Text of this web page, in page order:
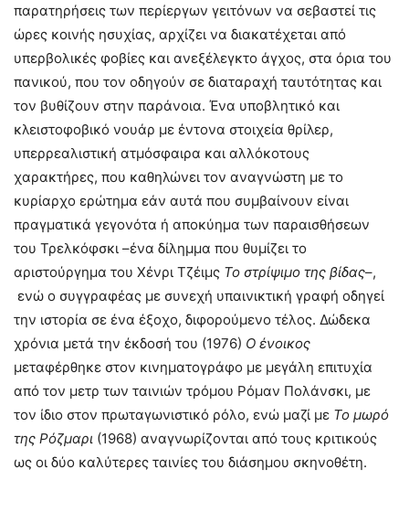
παρατηρήσεις των περίεργων γειτόνων να σεβαστεί τις
ώρες κοινής ησυχίας, αρχίζει να διακατέχεται από
υπερβολικές φοβίες και ανεξέλεγκτο άγχος, στα όρια του
πανικού, που τον οδηγούν σε διαταραχή ταυτότητας και
τον βυθίζουν στην παράνοια. Ένα υποβλητικό και
κλειστοφοβικό νουάρ με έντονα στοιχεία θρίλερ,
υπερρεαλιστική ατμόσφαιρα και αλλόκοτους
χαρακτήρες, που καθηλώνει τον αναγνώστη με το
κυρίαρχο ερώτημα εάν αυτά που συμβαίνουν είναι
πραγματικά γεγονότα ή αποκύημα των παραισθήσεων
του Τρελκόφσκι –ένα δίλημμα που θυμίζει το
αριστούργημα του Χένρι Τζέιμς Το στρίψιμο της βίδας–,
ενώ ο συγγραφέας με συνεχή υπαινικτική γραφή οδηγεί
την ιστορία σε ένα έξοχο, διφορούμενο τέλος. Δώδεκα
χρόνια μετά την έκδοσή του (1976) Ο ένοικος
μεταφέρθηκε στον κινηματογράφο με μεγάλη επιτυχία
από τον μετρ των ταινιών τρόμου Ρόμαν Πολάνσκι, με
τον ίδιο στον πρωταγωνιστικό ρόλο, ενώ μαζί με Το μωρό
της Ρόζμαρι (1968) αναγνωρίζονται από τους κριτικούς
ως οι δύο καλύτερες ταινίες του διάσημου σκηνοθέτη.